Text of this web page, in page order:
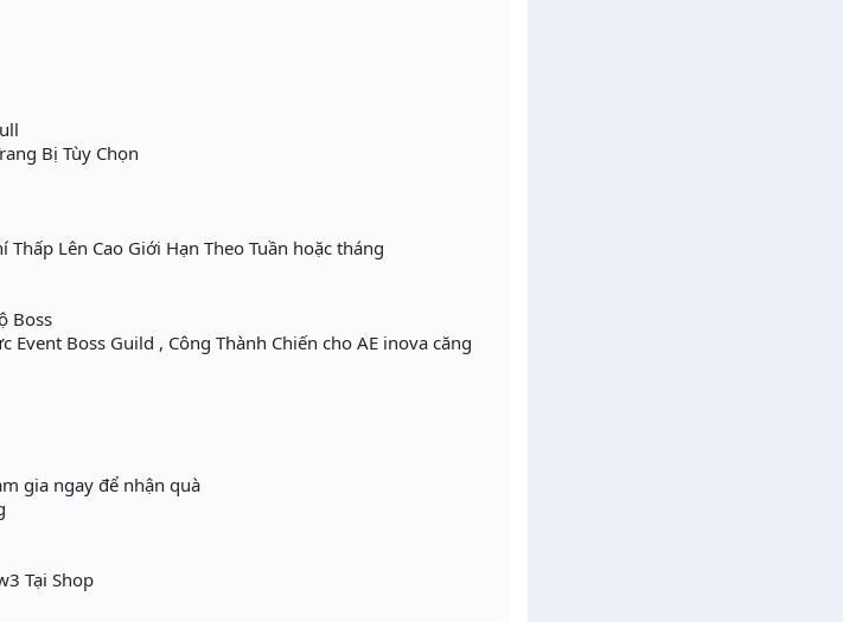
Bị Tùy Chọn
Thấp Lên Cao Giới Hạn Theo Tuần hoặc tháng
Boss
Boss Guild , Công Thành Chiến cho AE inova căng
gia ngay để nhận quà
Tại Shop